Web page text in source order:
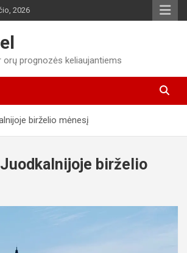
2026
orų prognozės keliaujantiems
birželio mėnesį
birželio